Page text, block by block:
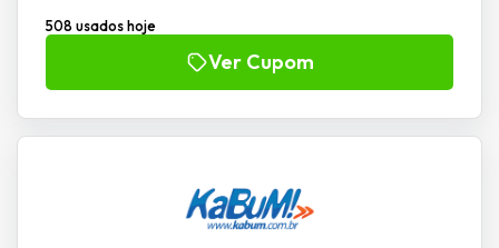
508 usados hoje
Ver Cupom